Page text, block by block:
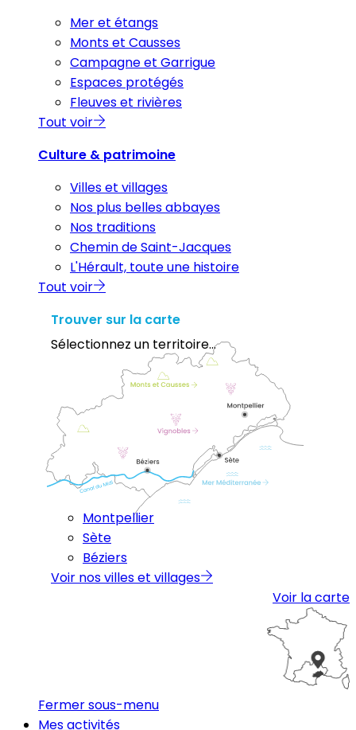
Mer et étangs
Monts et Causses
Campagne et Garrigue
Espaces protégés
Fleuves et rivières
Tout voir
Culture & patrimoine
Villes et villages
Nos plus belles abbayes
Nos traditions
Chemin de Saint-Jacques
L'Hérault, toute une histoire
Tout voir
Trouver sur la carte
Sélectionnez un territoire...
Montpellier
Sète
Béziers
Voir nos villes et villages
Voir la carte
Fermer sous-menu
Mes activités